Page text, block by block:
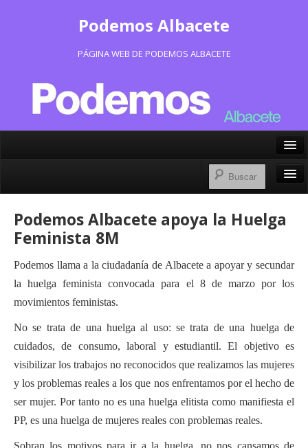
Podemos Albacete
PÁGINA WEB DE PODEMOS ALBACETE
Facebook
Instagram
Portavoz Municipal
Consejo Ciudadano Municipal
Actas Consejo Ciudadano
Contacto
Financiación
Participa con Podemos en Albacete
Podemos Albacete apoya la Huelga
Feminista 8M
Podemos llama a la ciudadanía de Albacete a apoyar y secundar
la huelga feminista convocada para el 8 de marzo por los
movimientos feministas.
No se trata de una huelga al uso: se trata de una huelga de
cuidados, de consumo, laboral y estudiantil. El objetivo es
visibilizar los trabajos no reconocidos que realizamos las mujeres
y los problemas reales a los que nos enfrentamos por el hecho de
ser mujer. Por tanto no es una huelga elitista como manifiesta el
PP, es una huelga de mujeres reales con problemas reales.
Sobran los motivos para ir a la huelga, no nos cansamos de